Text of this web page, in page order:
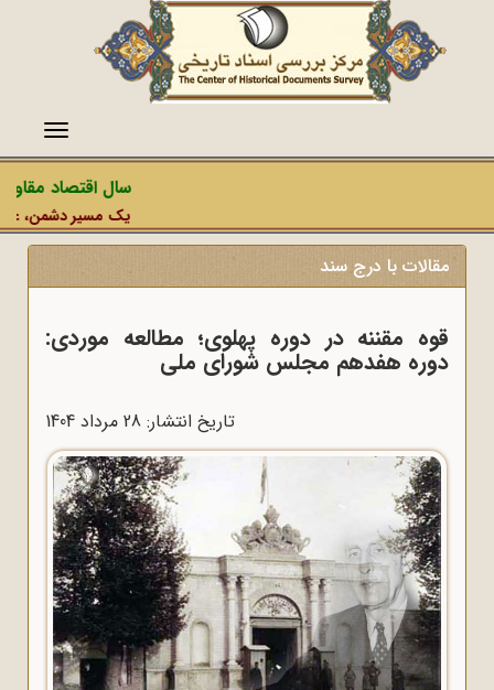
منو
سال اقتصاد
یک مسیر دشمن،
مقالات با درج سند
قوه مقننه در دوره پهلوی؛ مطالعه موردی:
دوره هفدهم مجلس شورای ملی
تاریخ انتشار: 28 مرداد 1404